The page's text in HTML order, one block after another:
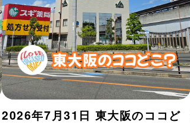
2026年7月31日 東大阪のココど